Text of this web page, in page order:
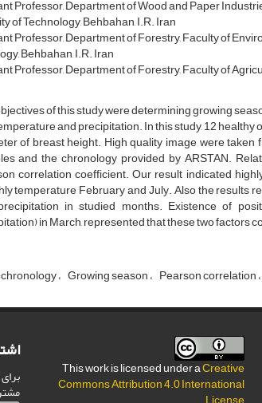
Professor, Department of Wood and Paper
of Technology, Behbahan, I.R. Iran
Professor, Department of Forestry, Faculty of
Behbahan, I.R. Iran
Professor, Department of Forestry, Faculty of
of this study were determining growing
and precipitation. In this study, 12 healthy
of breast height. High quality image were
and the chronology provided by ARSTAN.
correlation coefficient. Our result indicated
temperature February and July. Also the results
in studied months. Existence of
in March, represented that these two factors
Growing season Pearson correlation
This work is licensed under aCreative
Commons Attribution 4.0 International